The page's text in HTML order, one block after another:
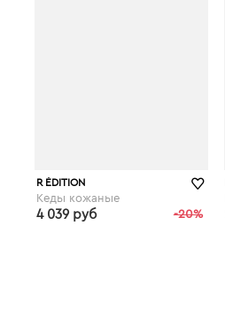
R ÉDITION
Кеды кожаные
-20%
4 039 руб